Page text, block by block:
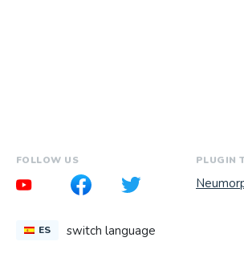
FOLLOW US
ES switch language
PLUGIN